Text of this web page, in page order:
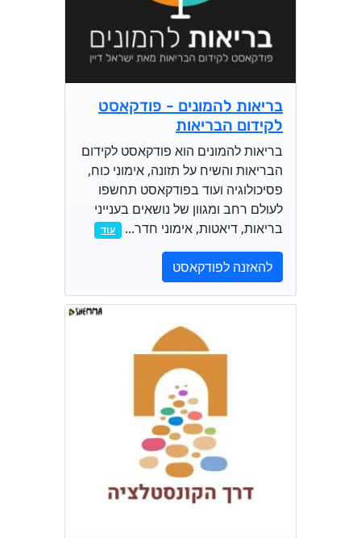
בריאות להמונים - פודקאסט
לקידום הבריאות
בריאות להמונים הוא פודקאסט לקידום
הבריאות והשיח על תזונה, אימוני כוח,
פסיכולוגיה ועוד בפודקאסט תחשפו
לעולם רחב ומגוון של נושאים בענייני
בריאות, דיאטות, אימוני חדר...
עוד
להאזנה לפודקאסט